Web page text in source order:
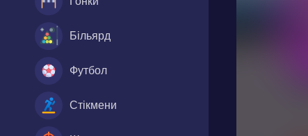
Більярд
Футбол
Стікмени